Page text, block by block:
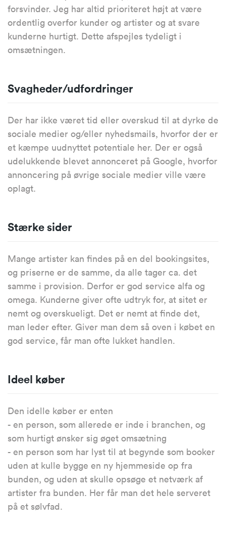
forsvinder. Jeg har altid prioriteret højt at være
ordentlig overfor kunder og artister og at svare
kunderne hurtigt. Dette afspejles tydeligt i
omsætningen.
Svagheder/udfordringer
Der har ikke været tid eller overskud til at dyrke de
sociale medier og/eller nyhedsmails, hvorfor der er
et kæmpe uudnyttet potentiale her. Der er også
udelukkende blevet annonceret på Google, hvorfor
annoncering på øvrige sociale medier ville være
oplagt.
Stærke sider
Mange artister kan findes på en del bookingsites,
og priserne er de samme, da alle tager ca. det
samme i provision. Derfor er god service alfa og
omega. Kunderne giver ofte udtryk for, at sitet er
nemt og overskueligt. Det er nemt at finde det,
man leder efter. Giver man dem så oven i købet en
god service, får man ofte lukket handlen.
Ideel køber
Den idelle køber er enten
- en person, som allerede er inde i branchen, og
som hurtigt ønsker sig øget omsætning
- en person som har lyst til at begynde som booker
uden at kulle bygge en ny hjemmeside op fra
bunden, og uden at skulle opsøge et netværk af
artister fra bunden. Her får man det hele serveret
på et sølvfad.